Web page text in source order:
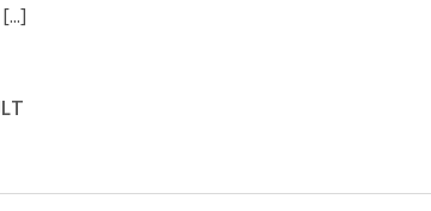
[...]